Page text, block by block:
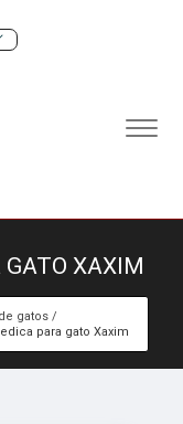
GATO XAXIM
gatos
para gato Xaxim